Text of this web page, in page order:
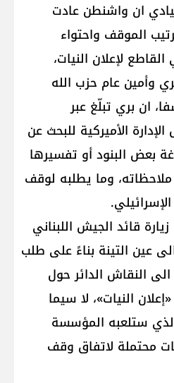
ان واشنطن عادت
الموقف واحتواء
لإعلان النيات،
وأمين عام حزب الله
ان بري تبلّغ عبر
الأميركية للبحث عن
بعض البنود أو تفسيرها
وما يطلبه لوقف
قائد الجيش اللبناني
عين التينة بناءً على طلب
النقاش الدائر حول
النيات»، لا سيما
ستلعبه المؤسسة
محتملة لاتفاق وقف